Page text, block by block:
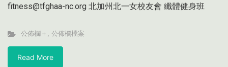
fitness@tfghaa-nc.org 北加州北一女校友會 纖體健身班
公佈欄＋ , 公佈欄檔案
Read More